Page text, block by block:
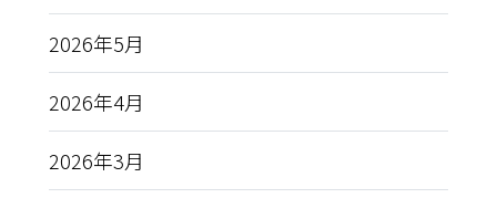
2026年5月
2026年4月
2026年3月